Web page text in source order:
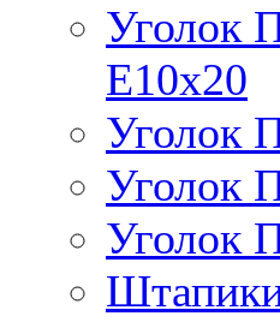
Уголок
Е10x20
Уголок
Уголок
Уголок